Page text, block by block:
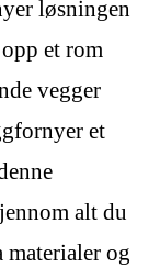
løsningen
et rom
vegger
et
alt du
og